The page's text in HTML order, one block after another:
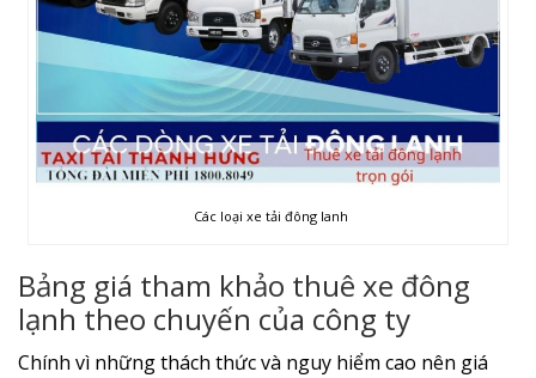
Các loại xe tải đông lanh
Bảng giá tham khảo thuê xe đông
lạnh theo chuyến của công ty
Chính vì những thách thức và nguy hiểm cao nên giá